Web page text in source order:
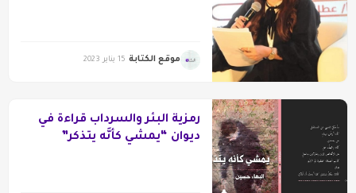
موقع الكتابة 15 يناير 2023
رمزية البئر والسرداب قراءة في
ديوان “يمشي كأنَّه يتذكر”